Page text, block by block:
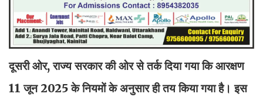
दूसरी ओर, राज्य सरकार की ओर से तर्क दिया गया कि आरक्षण
11 जून 2025 के नियमों के अनुसार ही तय किया गया है। इस